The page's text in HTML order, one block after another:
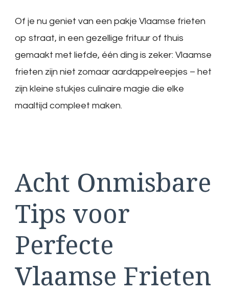
Of je nu geniet van een pakje Vlaamse frieten
op straat, in een gezellige frituur of thuis
gemaakt met liefde, één ding is zeker: Vlaamse
frieten zijn niet zomaar aardappelreepjes – het
zijn kleine stukjes culinaire magie die elke
maaltijd compleet maken.
Acht Onmisbare
Tips voor
Perfecte
Vlaamse Frieten